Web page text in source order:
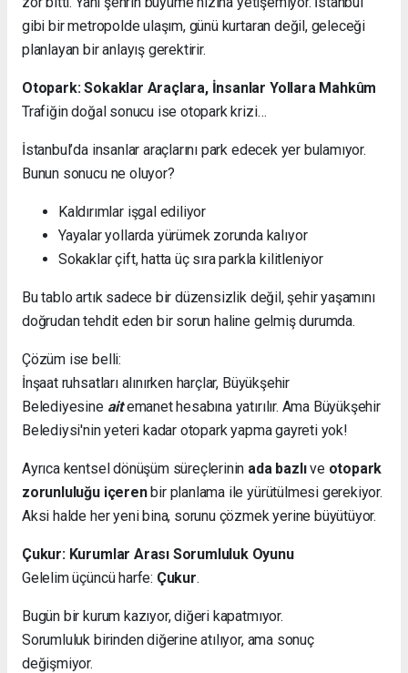
gibi bir metropolde ulaşım, günü kurtaran değil, geleceği
planlayan bir anlayış gerektirir.
Otopark: Sokaklar Araçlara, İnsanlar Yollara Mahkûm
Trafiğin doğal sonucu ise otopark krizi…
İstanbul’da insanlar araçlarını park edecek yer bulamıyor.
Bunun sonucu ne oluyor?
Kaldırımlar işgal ediliyor
Yayalar yollarda yürümek zorunda kalıyor
Sokaklar çift, hatta üç sıra parkla kilitleniyor
Bu tablo artık sadece bir düzensizlik değil, şehir yaşamını
doğrudan tehdit eden bir sorun haline gelmiş durumda.
Çözüm ise belli:
İnşaat ruhsatları alınırken harçlar, Büyükşehir
Belediyesine aitemanet hesabına yatırılır. Ama Büyükşehir
Belediysi'nin yeteri kadar otopark yapma gayreti yok!
Ayrıca kentsel dönüşüm süreçlerinin ada bazlıve otopark
zorunluluğu içerenbir planlama ile yürütülmesi gerekiyor.
Aksi halde her yeni bina, sorunu çözmek yerine büyütüyor.
Çukur: Kurumlar Arası Sorumluluk Oyunu
Gelelim üçüncü harfe: Çukur.
Bugün bir kurum kazıyor, diğeri kapatmıyor.
Sorumluluk birinden diğerine atılıyor, ama sonuç
değişmiyor.